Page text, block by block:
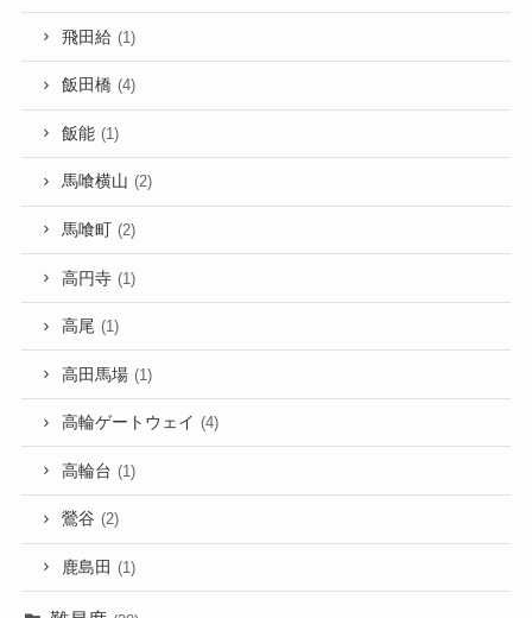
飛田給 (1)
飯田橋 (4)
飯能 (1)
馬喰横山 (2)
馬喰町 (2)
高円寺 (1)
高尾 (1)
高田馬場 (1)
高輪ゲートウェイ (4)
高輪台 (1)
鶯谷 (2)
鹿島田 (1)